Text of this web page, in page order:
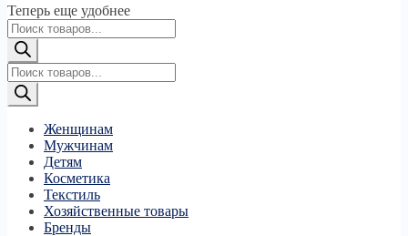
Теперь еще удобнее
Поиск
товаров
Поиск
товаров
Женщинам
Мужчинам
Детям
Косметика
Текстиль
Хозяйственные товары
Бренды